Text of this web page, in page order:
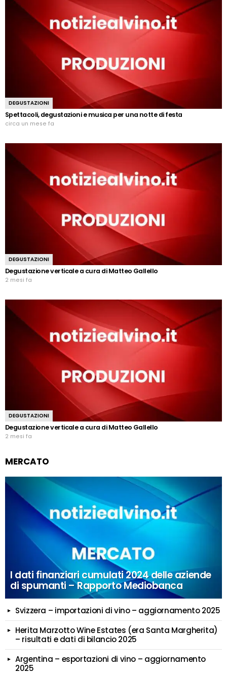
DEGUSTAZIONI
Spettacoli, degustazioni e musica per una notte di festa
circa un mese fa
DEGUSTAZIONI
Degustazione verticale a cura di Matteo Gallello
2 mesi fa
DEGUSTAZIONI
Degustazione verticale a cura di Matteo Gallello
2 mesi fa
MERCATO
I dati finanziari cumulati 2024 delle aziende
di spumanti – Rapporto Mediobanca
Svizzera – importazioni di vino – aggiornamento 2025
Herita Marzotto Wine Estates (era Santa Margherita)
– risultati e dati di bilancio 2025
Argentina – esportazioni di vino – aggiornamento
2025